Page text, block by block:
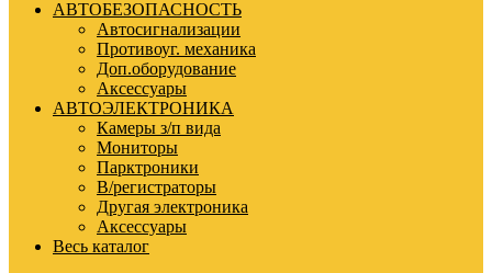
АВТОБЕЗОПАСНОСТЬ
Автосигнализации
Противоуг. механика
Доп.оборудование
Аксессуары
АВТОЭЛЕКТРОНИКА
Камеры з/п вида
Мониторы
Парктроники
В/регистраторы
Другая электроника
Аксессуары
Весь каталог